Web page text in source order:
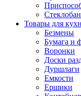
Товары для
Безмены
Бумага и
Воронки
Доски
Дуршлаги
Емкости
Ершики